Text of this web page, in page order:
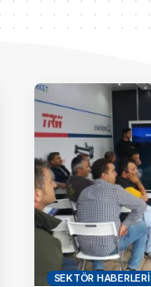
SEKTÖR HABERLERI